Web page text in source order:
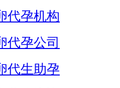
代孕机构
代孕公司
代生助孕